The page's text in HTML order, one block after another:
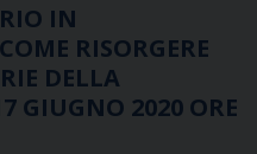
IN
RISORGERE
DELLA
GIUGNO 2020 ORE